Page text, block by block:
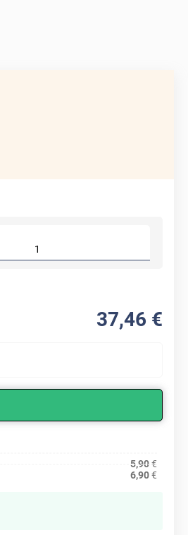
37,46 €
5,90€
6,90€